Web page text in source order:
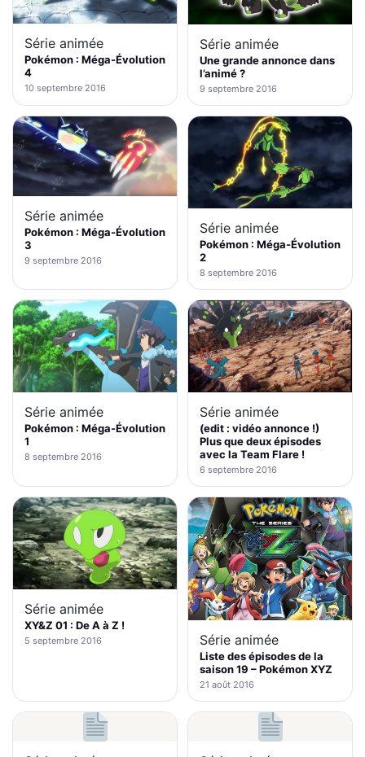
Série animée
Pokémon : Méga-Évolution
4
10 septembre 2016
Série animée
Une grande annonce dans
l’animé ?
9 septembre 2016
Série animée
Pokémon : Méga-Évolution
3
9 septembre 2016
Série animée
Pokémon : Méga-Évolution
2
8 septembre 2016
Série animée
Pokémon : Méga-Évolution
1
8 septembre 2016
Série animée
(edit : vidéo annonce !)
Plus que deux épisodes
avec la Team Flare !
6 septembre 2016
Série animée
XY&Z 01 : De A à Z !
5 septembre 2016 Série animée
Liste des épisodes de la
saison 19 – Pokémon XYZ
21 août 2016